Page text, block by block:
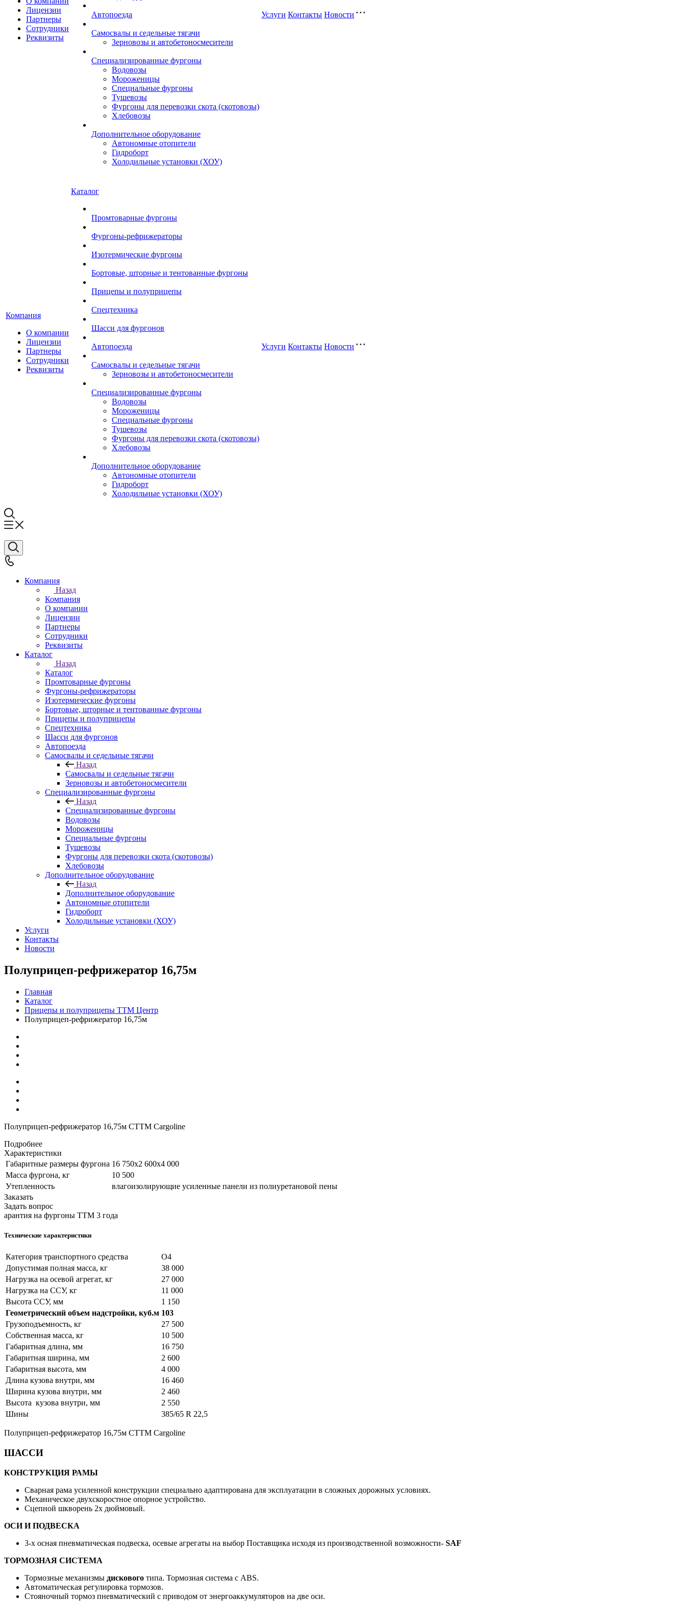
Лицензии
Партнеры
Сотрудники
Реквизиты
Автопоезда
Самосвалы и седельные тягачи
Зерновозы и автобетоносмесители
Специализированные фургоны
Водовозы
Мороженицы
Специальные фургоны
Тушевозы
Фургоны для перевозки скота (скотовозы)
Хлебовозы
Дополнительное оборудование
Автономные отопители
Гидроборт
Холодильные установки (ХОУ)
Услуги Контакты Новости
Компания
О компании
Лицензии
Партнеры
Сотрудники
Реквизиты
Каталог
Промтоварные фургоны
Фургоны-рефрижераторы
Изотермические фургоны
Бортовые, шторные и тентованные фургоны
Прицепы и полуприцепы
Спецтехника
Шасси для фургонов
Автопоезда
Самосвалы и седельные тягачи
Зерновозы и автобетоносмесители
Специализированные фургоны
Водовозы
Мороженицы
Специальные фургоны
Тушевозы
Фургоны для перевозки скота (скотовозы)
Хлебовозы
Дополнительное оборудование
Автономные отопители
Гидроборт
Холодильные установки (ХОУ)
Услуги Контакты Новости
Компания
Назад
Компания
О компании
Лицензии
Партнеры
Сотрудники
Реквизиты
Каталог
Назад
Каталог
Промтоварные фургоны
Фургоны-рефрижераторы
Изотермические фургоны
Бортовые, шторные и тентованные фургоны
Прицепы и полуприцепы
Спецтехника
Шасси для фургонов
Автопоезда
Самосвалы и седельные тягачи
Назад
Самосвалы и седельные тягачи
Зерновозы и автобетоносмесители
Специализированные фургоны
Назад
Специализированные фургоны
Водовозы
Мороженицы
Специальные фургоны
Тушевозы
Фургоны для перевозки скота (скотовозы)
Хлебовозы
Дополнительное оборудование
Назад
Дополнительное оборудование
Автономные отопители
Гидроборт
Холодильные установки (ХОУ)
Услуги
Контакты
Новости
Полуприцеп-рефрижератор 16,75м
Главная
Каталог
Прицепы и полуприцепы ТТМ Центр
Полуприцеп-рефрижератор 16,75м
Полуприцеп-рефрижератор 16,75м CTTM Cargoline
Подробнее
Характеристики
Габаритные размеры фургона 16 750х2 600х4 000
Масса фургона, кг
10 500
Утепленность
влагоизолирующие усиленные панели из полиуретановой пены
Заказать
Задать вопрос
арантия на фургоны ТТМ 3 года
Технические характеристики
Категория транспортного средства
О4
Допустимая полная масса, кг
38 000
Нагрузка на осевой агрегат, кг
27 000
Нагрузка на ССУ, кг
11 000
Высота ССУ, мм
1 150
Геометрический объем надстройки, куб.м 103
Грузоподъемность, кг
27 500
Собственная масса, кг
10 500
Габаритная длина, мм
16 750
Габаритная ширина, мм
2 600
Габаритная высота, мм
4 000
Длина кузова внутри, мм
16 460
Ширина кузова внутри, мм
2 460
Высота кузова внутри, мм
2 550
Шины
385/65 R 22,5
Полуприцеп-рефрижератор 16,75м CTTM Cargoline
ШАССИ
КОНСТРУКЦИЯ РАМЫ
Сварная рама усиленной конструкции специально адаптирована для эксплуатации в сложных дорожных условиях.
Механическое двухскоростное опорное устройство.
Сцепной шкворень 2х дюймовый.
ОСИ И ПОДВЕСКА
3-х осная пневматическая подвеска, осевые агрегаты на выбор Поставщика исходя из производственной возможности- SAF
ТОРМОЗНАЯ СИСТЕМА
Тормозные механизмы дискового типа. Тормозная система с ABS.
Автоматическая регулировка тормозов.
Стояночный тормоз пневматический с приводом от энергоаккумуляторов на две оси.